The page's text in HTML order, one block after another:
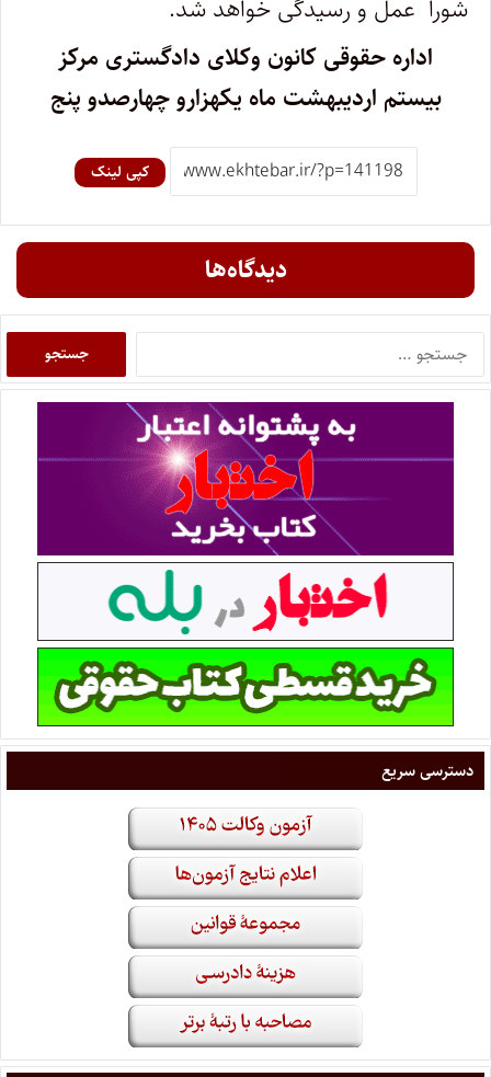
شورا عمل و رسیدگی خواهد شد.
اداره حقوقی کانون وکلای دادگستری مرکز
بیستم اردیبهشت ماه یکهزارو چهارصدو پنج
کپی لینک
دیدگاه‌ها
دسترسی سریع